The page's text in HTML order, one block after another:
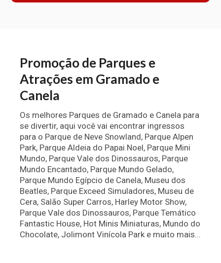
Promoção de Parques e
Atrações em Gramado e
Canela
Os melhores Parques de Gramado e Canela para
se divertir, aqui você vai encontrar ingressos
para o Parque de Neve Snowland, Parque Alpen
Park, Parque Aldeia do Papai Noel, Parque Mini
Mundo, Parque Vale dos Dinossauros, Parque
Mundo Encantado, Parque Mundo Gelado,
Parque Mundo Egípcio de Canela, Museu dos
Beatles, Parque Exceed Simuladores, Museu de
Cera, Salão Super Carros, Harley Motor Show,
Parque Vale dos Dinossauros, Parque Temático
Fantastic House, Hot Minis Miniaturas, Mundo do
Chocolate, Jolimont Vinícola Park e muito mais...